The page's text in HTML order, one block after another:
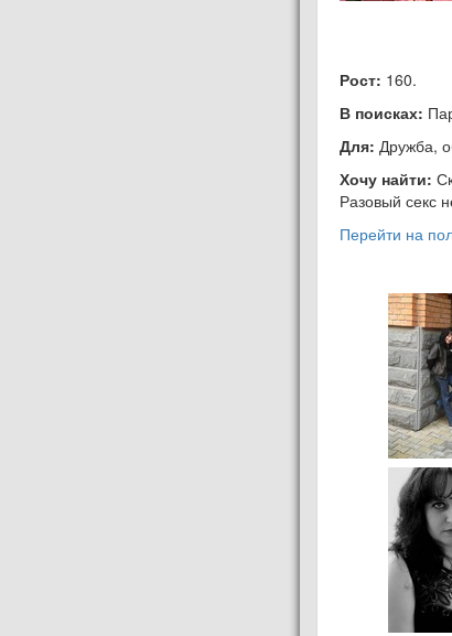
Рост: 160.
В поисках:
Для: Дружба,
Хочу найти:
Разовый секс
Перейти на